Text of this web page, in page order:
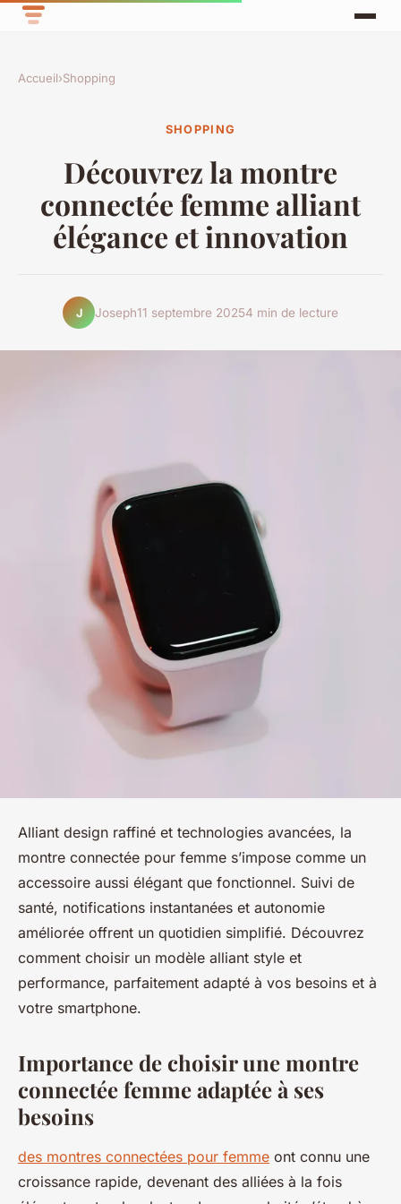
Accueil›Shopping
SHOPPING
Découvrez la montre
connectée femme alliant
élégance et innovation
J Joseph11 septembre 20254 min de lecture
Alliant design raffiné et technologies avancées, la
montre connectée pour femme s’impose comme un
accessoire aussi élégant que fonctionnel. Suivi de
santé, notifications instantanées et autonomie
améliorée offrent un quotidien simplifié. Découvrez
comment choisir un modèle alliant style et
performance, parfaitement adapté à vos besoins et à
votre smartphone.
Importance de choisir une montre
connectée femme adaptée à ses
besoins
des montres connectées pour femme ont connu une
croissance rapide, devenant des alliées à la fois